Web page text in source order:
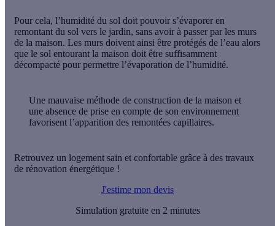
Pour cela, l’humidité du sol doit pouvoir s’évaporer en
remontant du sol vers le jardin, sans avoir à passer par les murs
de la maison. Les murs doivent ainsi être protégés de l’eau alors
que le sol entourant la maison doit être suffisamment
décompacté pour permettre l’évaporation de l’humidité.
Une mauvaise méthode de construction de la maison et
une absence de prise en compte de son environnement
favorisent l’apparition des remontées capillaires.
Retrouvez un logement sain et confortable grâce à des travaux
de rénovation énergétique !
J'estime mon devis
Simulation gratuite en 2 minutes